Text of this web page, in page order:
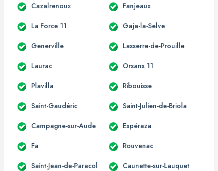
Cazalrenoux Fanjeaux
La Force 11 Gaja-la-Selve
Generville Lasserre-de-Prouille
Laurac Orsans 11
Plavilla Ribouisse
Saint-Gaudéric Saint-Julien-de-Briola
Campagne-sur-Aude Espéraza
Fa Rouvenac
Saint-Jean-de-Paracol Caunette-sur-Lauquet